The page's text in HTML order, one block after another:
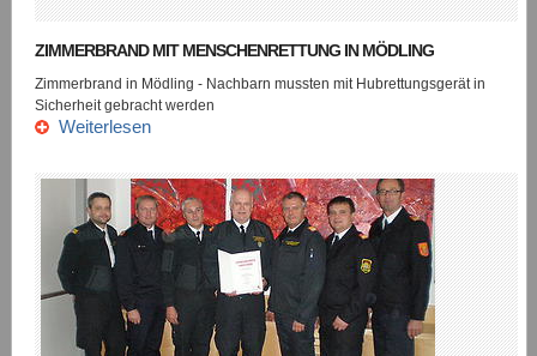
ZIMMERBRAND MIT MENSCHENRETTUNG IN MÖDLING
Zimmerbrand in Mödling - Nachbarn mussten mit Hubrettungsgerät in
Sicherheit gebracht werden
Weiterlesen